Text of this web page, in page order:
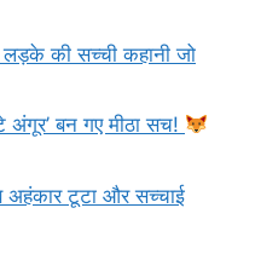
की सच्ची कहानी जो
बन गए मीठा सच!
अहंकार टूटा और सच्चाई